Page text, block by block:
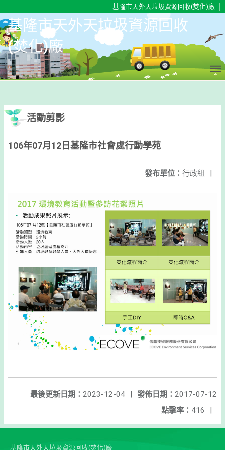
基隆市天外天垃圾資源回收(焚化)廠
基隆市天外天垃圾資源回收
(焚化)廠
:::
活動剪影
106年07月12日基隆市社會處行動學苑
發布單位： 行政組 |
發佈日期： 2017-07-12
最後更新日期： 2023-12-04
|
點擊率： 416 |
基隆市天外天垃圾資源回收(焚化)廠